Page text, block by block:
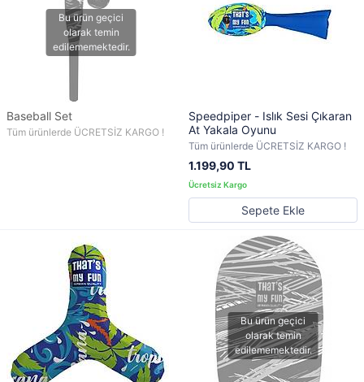
Baseball Set
Tüm ürünlerde ÜCRETSİZ KARGO !
Speedpiper - Islık Sesi Çıkaran
At Yakala Oyunu
Tüm ürünlerde ÜCRETSİZ KARGO !
1.199,90 TL
Sepete Ekle